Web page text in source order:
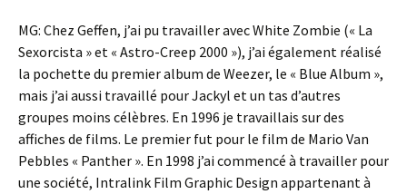
MG: Chez Geffen, j’ai pu travailler avec White Zombie (« La
Sexorcista » et « Astro-Creep 2000 »), j’ai également réalisé
la pochette du premier album de Weezer, le « Blue Album »,
mais j’ai aussi travaillé pour Jackyl et un tas d’autres
groupes moins célèbres. En 1996 je travaillais sur des
affiches de films. Le premier fut pour le film de Mario Van
Pebbles « Panther ». En 1998 j’ai commencé à travailler pour
une société, Intralink Film Graphic Design appartenant à